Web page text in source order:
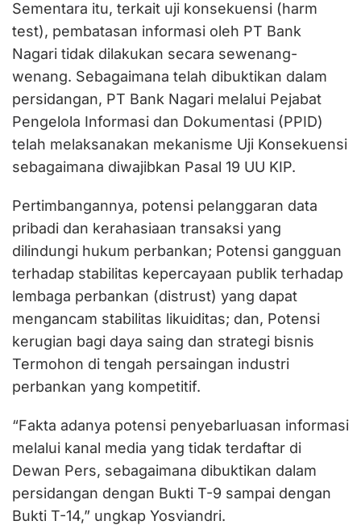
Sementara itu, terkait uji konsekuensi (harm
test), pembatasan informasi oleh PT Bank
Nagari tidak dilakukan secara sewenang-
wenang. Sebagaimana telah dibuktikan dalam
persidangan, PT Bank Nagari melalui Pejabat
Pengelola Informasi dan Dokumentasi (PPID)
telah melaksanakan mekanisme Uji Konsekuensi
sebagaimana diwajibkan Pasal 19 UU KIP.
Pertimbangannya, potensi pelanggaran data
pribadi dan kerahasiaan transaksi yang
dilindungi hukum perbankan; Potensi gangguan
terhadap stabilitas kepercayaan publik terhadap
lembaga perbankan (distrust) yang dapat
mengancam stabilitas likuiditas; dan, Potensi
kerugian bagi daya saing dan strategi bisnis
Termohon di tengah persaingan industri
perbankan yang kompetitif.
“Fakta adanya potensi penyebarluasan informasi
melalui kanal media yang tidak terdaftar di
Dewan Pers, sebagaimana dibuktikan dalam
persidangan dengan Bukti T-9 sampai dengan
Bukti T-14,” ungkap Yosviandri.